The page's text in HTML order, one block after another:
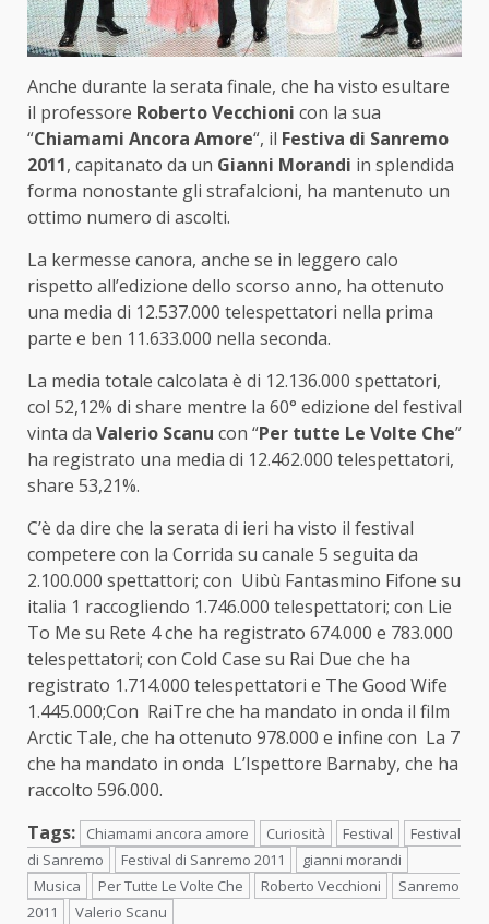
Anche durante la serata finale, che ha visto esultare
il professore Roberto Vecchioni con la sua
“Chiamami Ancora Amore“, il Festiva di Sanremo
2011, capitanato da un Gianni Morandi in splendida
forma nonostante gli strafalcioni, ha mantenuto un
ottimo numero di ascolti.
La kermesse canora, anche se in leggero calo
rispetto all’edizione dello scorso anno, ha ottenuto
una media di 12.537.000 telespettatori nella prima
parte e ben 11.633.000 nella seconda.
La media totale calcolata è di 12.136.000 spettatori,
col 52,12% di share mentre la 60° edizione del festival
vinta da Valerio Scanu con “Per tutte Le Volte Che”
ha registrato una media di 12.462.000 telespettatori,
share 53,21%.
C’è da dire che la serata di ieri ha visto il festival
competere con la Corrida su canale 5 seguita da
2.100.000 spettattori; con Uibù Fantasmino Fifone su
italia 1 raccogliendo 1.746.000 telespettatori; con Lie
To Me su Rete 4 che ha registrato 674.000 e 783.000
telespettatori; con Cold Case su Rai Due che ha
registrato 1.714.000 telespettatori e The Good Wife
1.445.000;Con RaiTre che ha mandato in onda il film
Arctic Tale, che ha ottenuto 978.000 e infine con La 7
che ha mandato in onda L’Ispettore Barnaby, che ha
raccolto 596.000.
Tags:
Chiamami ancora amore Curiosità Festival
Festival
di Sanremo
Festival di Sanremo 2011
gianni morandi
Musica
Per Tutte Le Volte Che Roberto Vecchioni
Sanremo
2011
Valerio Scanu